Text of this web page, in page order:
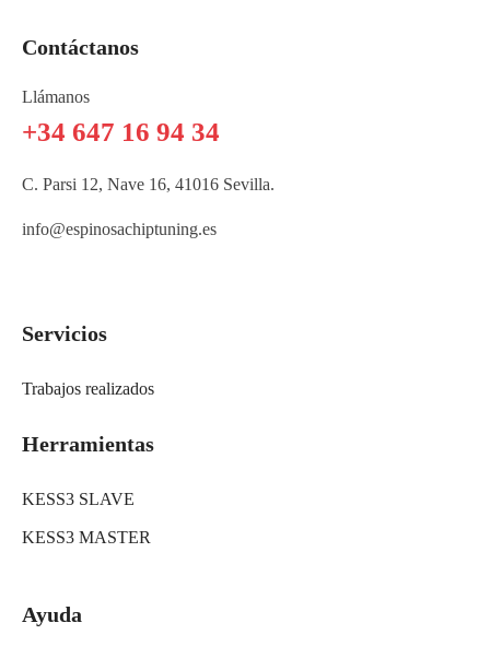
Contáctanos
Llámanos
+34 647 16 94 34
C. Parsi 12, Nave 16, 41016 Sevilla.
info@espinosachiptuning.es
Servicios
Trabajos realizados
Herramientas
KESS3 SLAVE
KESS3 MASTER
Ayuda